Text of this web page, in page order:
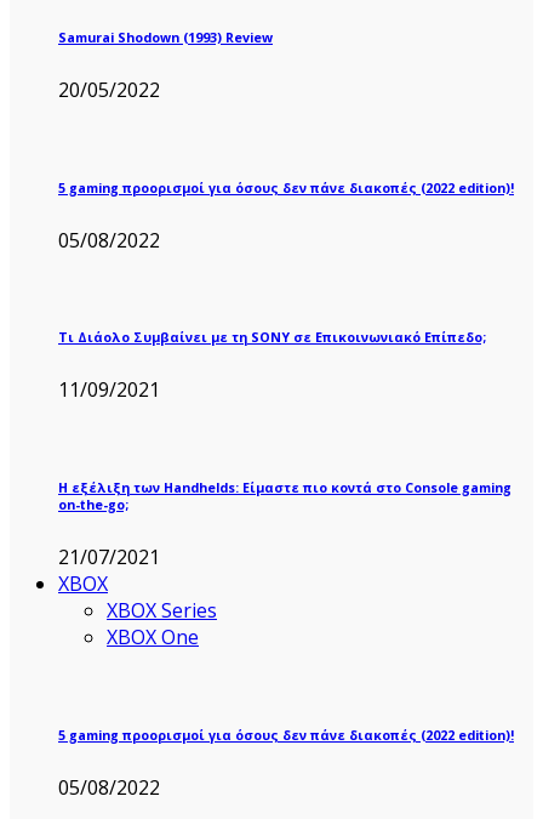
Samurai Shodown (1993) Review
20/05/2022
5 gaming προορισμοί για όσους δεν πάνε διακοπές (2022 edition)!
05/08/2022
Τι Διάολο Συμβαίνει με τη SONY σε Επικοινωνιακό Επίπεδο;
11/09/2021
Η εξέλιξη των Handhelds: Είμαστε πιο κοντά στο Console gaming
on-the-go;
21/07/2021
XBOX
XBOX Series
XBOX One
5 gaming προορισμοί για όσους δεν πάνε διακοπές (2022 edition)!
05/08/2022